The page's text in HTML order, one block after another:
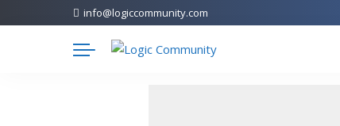
info@logiccommunity.com